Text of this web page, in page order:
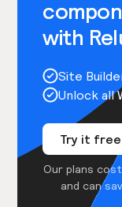
with
Site
Unlock all
Try it
Our plans
and can